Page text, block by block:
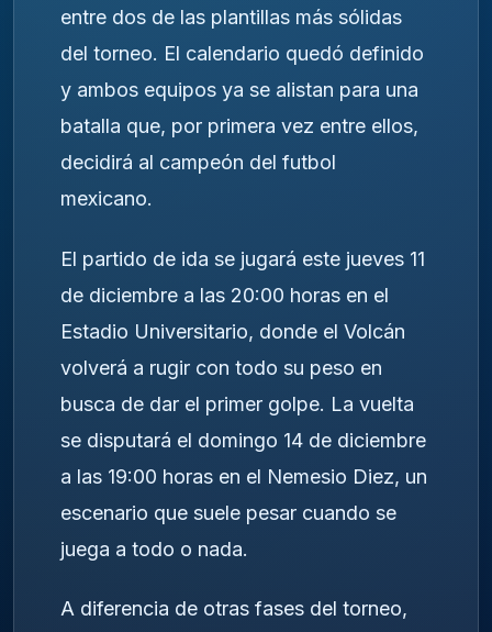
entre dos de las plantillas más sólidas
del torneo. El calendario quedó definido
y ambos equipos ya se alistan para una
batalla que, por primera vez entre ellos,
decidirá al campeón del futbol
mexicano.
El partido de ida se jugará este jueves 11
de diciembre a las 20:00 horas en el
Estadio Universitario, donde el Volcán
volverá a rugir con todo su peso en
busca de dar el primer golpe. La vuelta
se disputará el domingo 14 de diciembre
a las 19:00 horas en el Nemesio Diez, un
escenario que suele pesar cuando se
juega a todo o nada.
A diferencia de otras fases del torneo,